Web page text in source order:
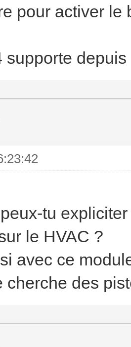
pour activer le
supporte
tu
le HVAC ?
avec ce
cherche des